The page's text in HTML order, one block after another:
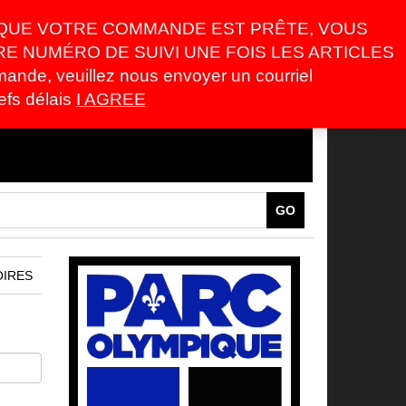
VOTRE COMMANDE EST PRÊTE, VOUS
NUMÉRO DE SUIVI UNE FOIS LES ARTICLES
veuillez nous envoyer un courriel
délais I AGREE
0
CART $0.00
GO